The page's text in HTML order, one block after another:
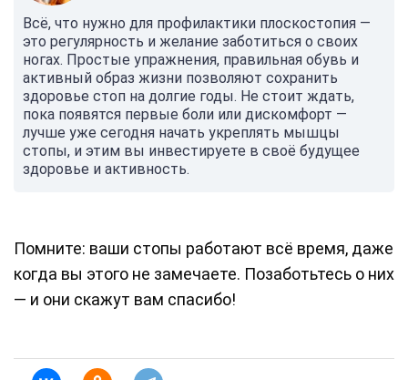
Всё, что нужно для профилактики плоскостопия —
это регулярность и желание заботиться о своих
ногах. Простые упражнения, правильная обувь и
активный образ жизни позволяют сохранить
здоровье стоп на долгие годы. Не стоит ждать,
пока появятся первые боли или дискомфорт —
лучше уже сегодня начать укреплять мышцы
стопы, и этим вы инвестируете в своё будущее
здоровье и активность.
Помните: ваши стопы работают всё время, даже
когда вы этого не замечаете. Позаботьтесь о них
— и они скажут вам спасибо!